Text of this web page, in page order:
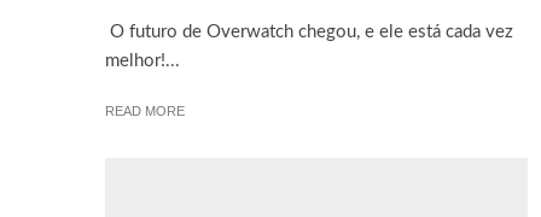
O futuro de Overwatch chegou, e ele está cada vez
melhor!...
READ MORE